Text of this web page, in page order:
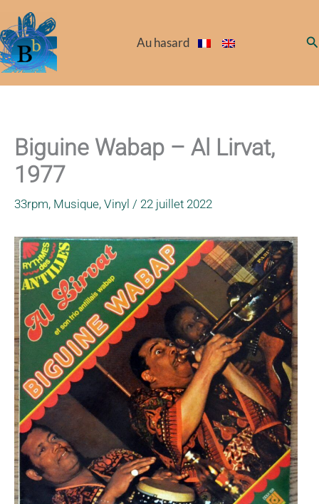
au
contenu
Au hasard
Biguine Wabap – Al Lirvat,
1977
33rpm, Musique, Vinyl / 22 juillet 2022